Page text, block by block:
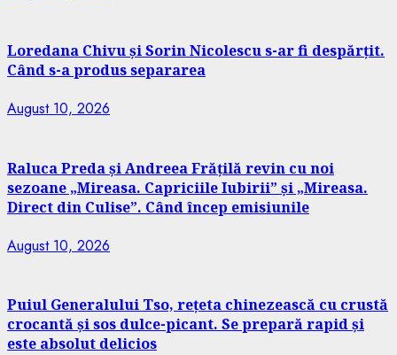
Loredana Chivu și Sorin Nicolescu s-ar fi despărțit.
Când s-a produs separarea
August 10, 2026
Raluca Preda și Andreea Frățilă revin cu noi
sezoane „Mireasa. Capriciile Iubirii” și „Mireasa.
Direct din Culise”. Când încep emisiunile
August 10, 2026
Puiul Generalului Tso, rețeta chinezească cu crustă
crocantă și sos dulce-picant. Se prepară rapid și
este absolut delicios